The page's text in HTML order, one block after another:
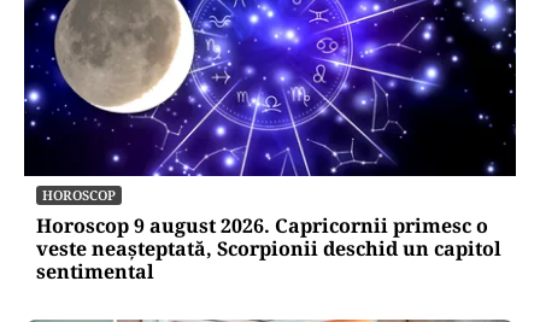
HOROSCOP
Horoscop 9 august 2026. Capricornii primesc o
veste neașteptată, Scorpionii deschid un capitol
sentimental